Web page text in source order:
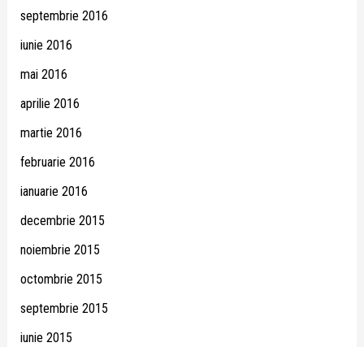
septembrie 2016
iunie 2016
mai 2016
aprilie 2016
martie 2016
februarie 2016
ianuarie 2016
decembrie 2015
noiembrie 2015
octombrie 2015
septembrie 2015
iunie 2015